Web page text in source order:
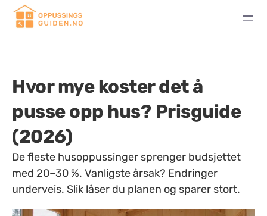
Hvor mye koster det å
pusse opp hus? Prisguide
(2026)
De fleste husoppussinger sprenger budsjettet
med 20–30 %. Vanligste årsak? Endringer
underveis. Slik låser du planen og sparer stort.